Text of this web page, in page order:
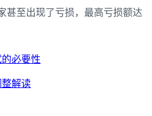
甚至出现了亏损，最高亏损额达
必要性
解读